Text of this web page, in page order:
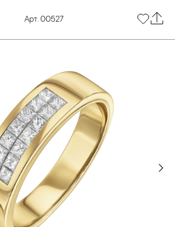
Арт. 00527